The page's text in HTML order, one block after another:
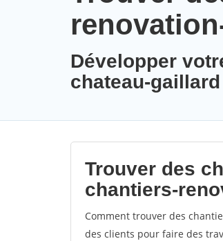
Développer
chateau-gaillard
Trouver des
chantiers-
Comment trouver des
des clients pour faire des